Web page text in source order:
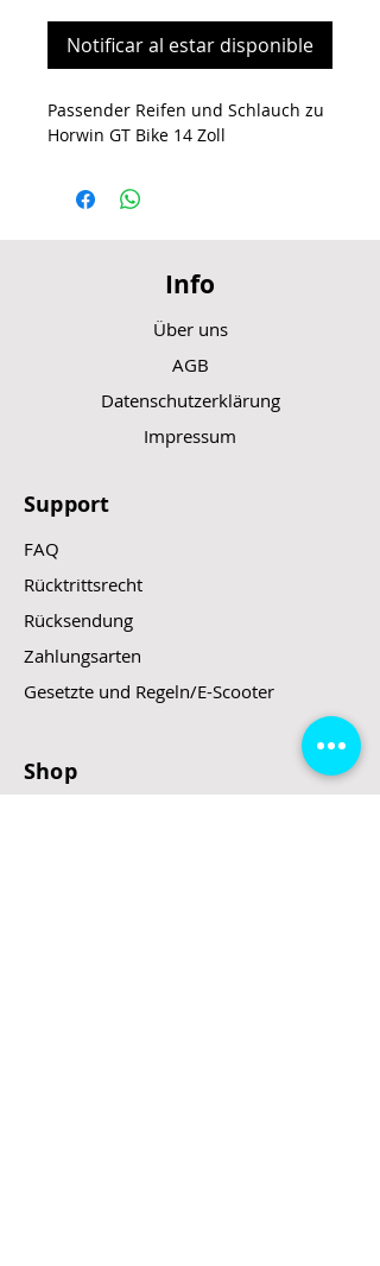
Notificar al estar disponible
Passender Reifen und Schlauch zu
Horwin GT Bike 14 Zoll
Info
Über uns
AGB
Datenschutzerklärung
Impressum
Support
FAQ
Rücktrittsrecht
Rücksendung
Zahlungsarten
Gesetzte und Regeln/E-Scooter
Shop